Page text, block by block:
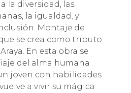
la diversidad, las
la igualdad, y
Montaje de
se crea como tributo
En esta obra se
del alma humana
joven con habilidades
a vivir su mágica